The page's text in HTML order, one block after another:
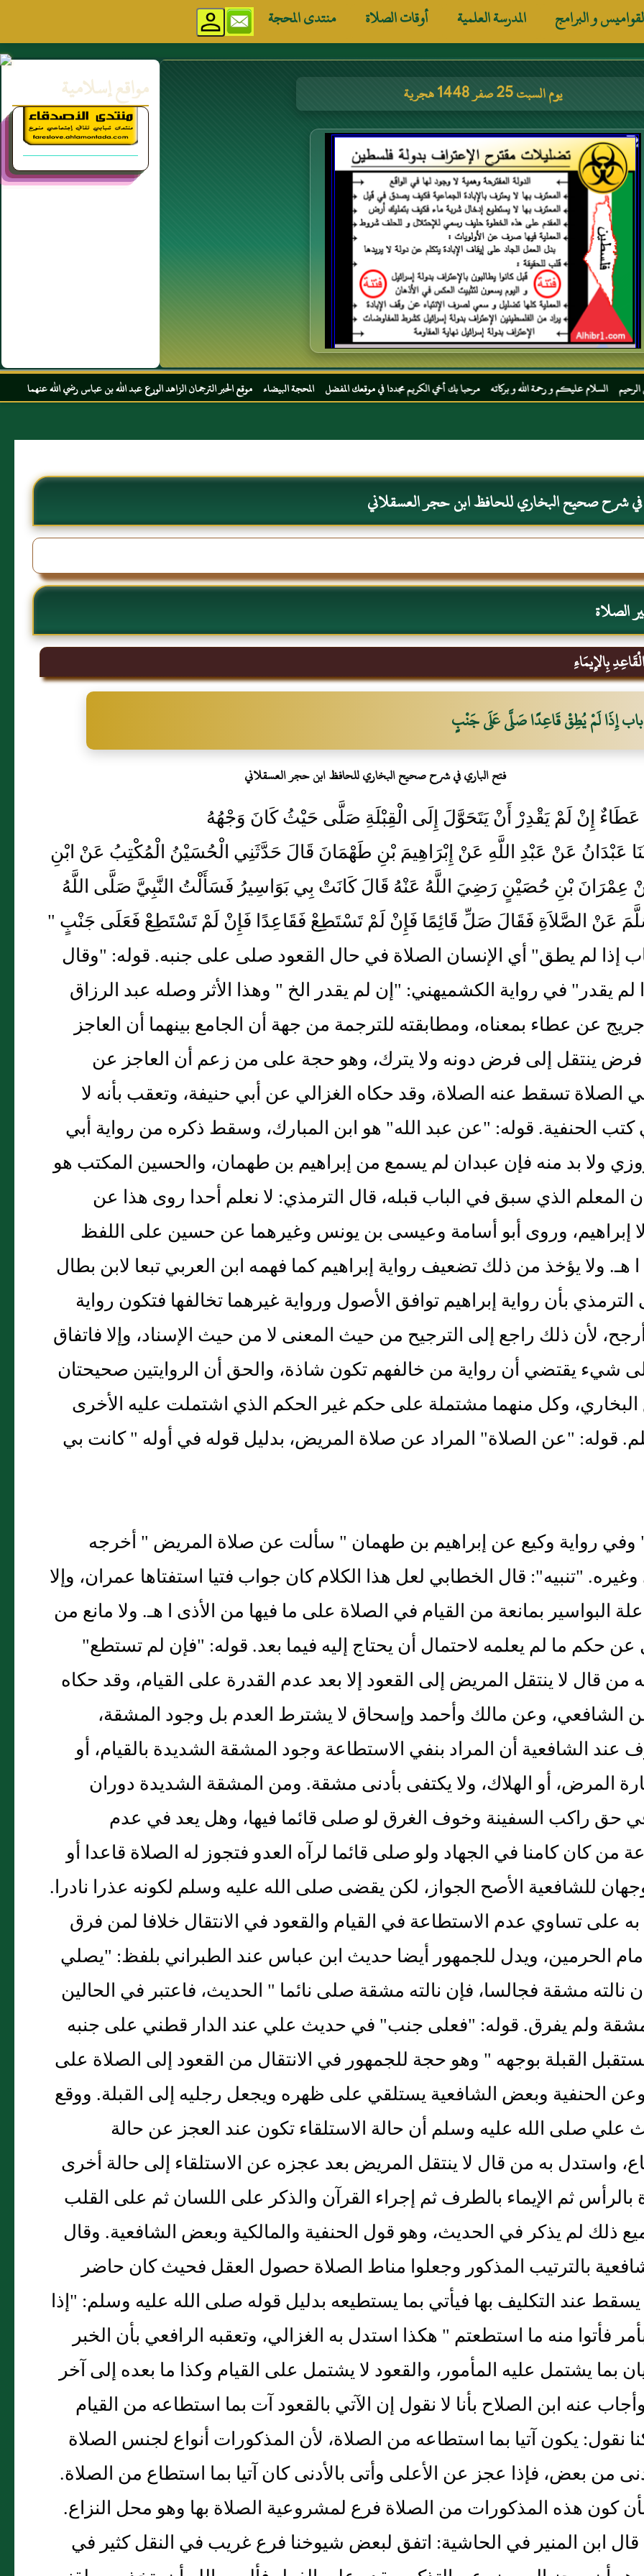
و البرامج المدرسة العلمية أوقات الصلاة منتدى المحجة
يوم السبت 25 صفر 1448 هجرية مواقع إسلامية
و رحمة الله و بركاته مرحبا بك أخي الكريم مجددا في موقعك المفضل المحجة البيضاء موقع الحبر الترجمان الزاهد الورع عبد الله بن عباس رضي الله عنهما
في شرح صحيح البخاري للحافظ ابن حجر العسقلاني
الصلاة
بِالإِيمَاءِ
باب إِذَا لَمْ يُطِقْ قَاعِدًا صَلَّى عَلَى جَنْبٍ
فتح الباري في شرح صحيح البخاري للحافظ ابن حجر العسقلاني
إِنْ لَمْ يَقْدِرْ أَنْ يَتَحَوَّلَ إِلَى الْقِبْلَةِ صَلَّى حَيْثُ كَانَ وَجْهُهُ
حَدَّثَنَا عَبْدَانُ عَنْ عَبْدِ اللَّهِ عَنْ إِبْرَاهِيمَ بْنِ طَهْمَانَ قَالَ حَدَّثَنِي الْحُسَيْنُ الْمُكْتِبُ عَنْ ابْنِ
عِمْرَانَ بْنِ حُصَيْنٍ رَضِيَ اللَّهُ عَنْهُ قَالَ كَانَتْ بِي بَوَاسِيرُ فَسَأَلْتُ النَّبِيَّ صَلَّى اللَّهُ
عَنْ الصَّلاَةِ فَقَالَ صَلِّ قَائِمًا فَإِنْ لَمْ تَسْتَطِعْ فَقَاعِدًا فَإِنْ لَمْ تَسْتَطِعْ فَعَلَى جَنْبٍ "
إذا لم يطق" أي الإنسان الصلاة في حال القعود صلى على جنبه. قوله: "وقال
لم يقدر" في رواية الكشميهني: "إن لم يقدر الخ " وهذا الأثر وصله عبد الرزاق
عن عطاء بمعناه، ومطابقته للترجمة من جهة أن الجامع بينهما أن العاجز
فرض ينتقل إلى فرض دونه ولا يترك، وهو حجة على من زعم أن العاجز عن
الصلاة تسقط عنه الصلاة، وقد حكاه الغزالي عن أبي حنيفة، وتعقب بأنه لا
الحنفية. قوله: "عن عبد الله" هو ابن المبارك، وسقط ذكره من رواية أبي
ولا بد منه فإن عبدان لم يسمع من إبراهيم بن طهمان، والحسين المكتب هو
المعلم الذي سبق في الباب قبله، قال الترمذي: لا نعلم أحدا روى هذا عن
إبراهيم، وروى أبو أسامة وعيسى بن يونس وغيرهما عن حسين على اللفظ
هـ. ولا يؤخذ من ذلك تضعيف رواية إبراهيم كما فهمه ابن العربي تبعا لابن بطال
بأن رواية إبراهيم توافق الأصول ورواية غيرهما تخالفها فتكون رواية
لأن ذلك راجع إلى الترجيح من حيث المعنى لا من حيث الإسناد، وإلا فاتفاق
شيء يقتضي أن رواية من خالفهم تكون شاذة، والحق أن الروايتين صحيحتان
وكل منهما مشتملة على حكم غير الحكم الذي اشتملت عليه الأخرى
قوله: "عن الصلاة" المراد عن صلاة المريض، بدليل قوله في أوله " كانت بي
وفي رواية وكيع عن إبراهيم بن طهمان " سألت عن صلاة المريض " أخرجه
"تنبيه": قال الخطابي لعل هذا الكلام كان جواب فتيا استفتاها عمران، وإلا
البواسير بمانعة من القيام في الصلاة على ما فيها من الأذى ا هـ. ولا مانع من
حكم ما لم يعلمه لاحتمال أن يحتاج إليه فيما بعد. قوله: "فإن لم تستطع"
من قال لا ينتقل المريض إلى القعود إلا بعد عدم القدرة على القيام، وقد حكاه
الشافعي، وعن مالك وأحمد وإسحاق لا يشترط العدم بل وجود المشقة،
عند الشافعية أن المراد بنفي الاستطاعة وجود المشقة الشديدة بالقيام، أو
المرض، أو الهلاك، ولا يكتفى بأدنى مشقة. ومن المشقة الشديدة دوران
حق راكب السفينة وخوف الغرق لو صلى قائما فيها، وهل يعد في عدم
من كان كامنا في الجهاد ولو صلى قائما لرآه العدو فتجوز له الصلاة قاعدا أو
للشافعية الأصح الجواز، لكن يقضى صلى الله عليه وسلم لكونه عذرا نادرا.
على تساوي عدم الاستطاعة في القيام والقعود في الانتقال خلافا لمن فرق
الحرمين، ويدل للجمهور أيضا حديث ابن عباس عند الطبراني بلفظ: "يصلي
نالته مشقة فجالسا، فإن نالته مشقة صلى نائما " الحديث، فاعتبر في الحالين
ولم يفرق. قوله: "فعلى جنب" في حديث علي عند الدار قطني على جنبه
القبلة بوجهه " وهو حجة للجمهور في الانتقال من القعود إلى الصلاة على
الحنفية وبعض الشافعية يستلقي على ظهره ويجعل رجليه إلى القبلة. ووقع
صلى الله عليه وسلم أن حالة الاستلقاء تكون عند العجز عن حالة
واستدل به من قال لا ينتقل المريض بعد عجزه عن الاستلقاء إلى حالة أخرى
بالرأس ثم الإيماء بالطرف ثم إجراء القرآن والذكر على اللسان ثم على القلب
ذلك لم يذكر في الحديث، وهو قول الحنفية والمالكية وبعض الشافعية. وقال
بالترتيب المذكور وجعلوا مناط الصلاة حصول العقل فحيث كان حاضر
يسقط عند التكليف بها فيأتي بما يستطيعه بدليل قوله صلى الله عليه وسلم: "إذا
فأتوا منه ما استطعتم " هكذا استدل به الغزالي، وتعقبه الرافعي بأن الخبر
بما يشتمل عليه المأمور، والقعود لا يشتمل على القيام وكذا ما بعده إلى آخر
عنه ابن الصلاح بأنا لا نقول إن الآتي بالقعود آت بما استطاعه من القيام
نقول: يكون آتيا بما استطاعه من الصلاة، لأن المذكورات أنواع لجنس الصلاة
من بعض، فإذا عجز عن الأعلى وأتى بالأدنى كان آتيا بما استطاع من الصلاة.
كون هذه المذكورات من الصلاة فرع لمشروعية الصلاة بها وهو محل النزاع.
قال ابن المنير في الحاشية: اتفق لبعض شيوخنا فرع غريب في النقل كثير في